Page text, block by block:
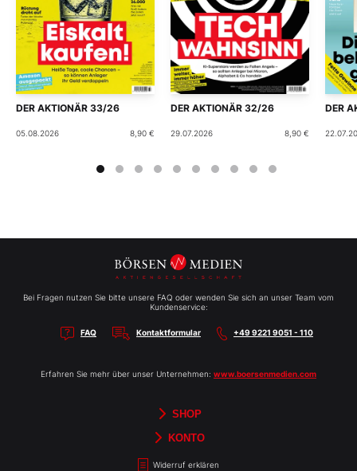
DER AKTIONÄR 33/26
05.08.2026 8,90 €
DER AKTIONÄR 32/26
29.07.2026 8,90 €
DER
Bei Fragen nutzen Sie bitte unsere FAQ oder wenden Sie sich an unser Team vom
Kundenservice:
FAQ Kontaktformular +49 9221 9051 - 110
Erfahren Sie mehr über unser Unternehmen: www.boersenmedien.com
SHOP
Börsenbriefe
Aktien-Reports
HEBELTRADER
TradingDay
Newsletter
Merchandise
Gutscheine
KONTO
Widerruf erklären